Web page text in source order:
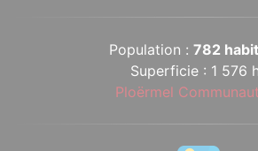
Population : 782
Superficie : 1 576
Ploërmel